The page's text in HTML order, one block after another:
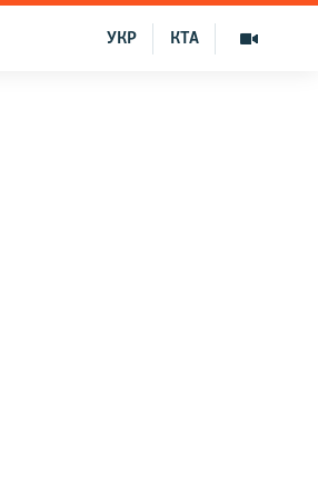
КТА
УКР